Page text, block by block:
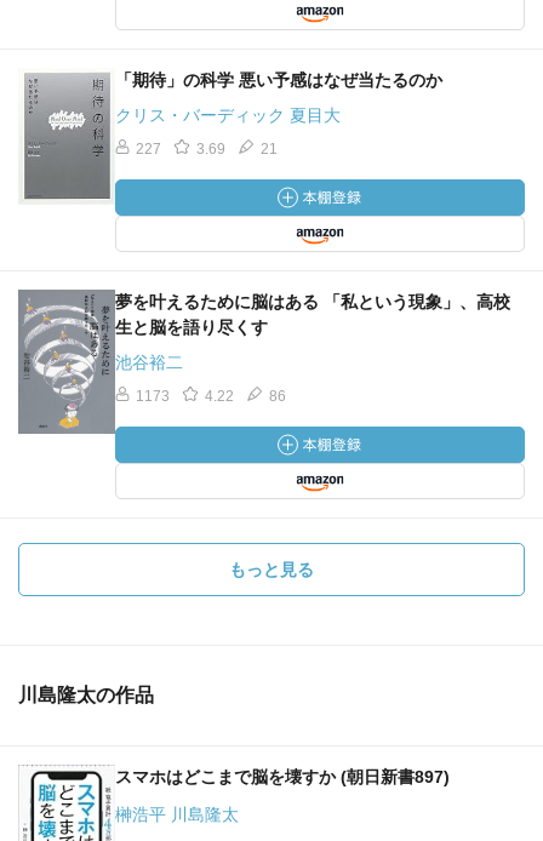
「期待」の科学 悪い予感はなぜ当たるのか
クリス・バーディック 夏目大
227 3.69 21
夢を叶えるために脳はある 「私という現象」、高校
生と脳を語り尽くす
池谷裕二
1173 4.22 86
もっと見る
川島隆太の作品
スマホはどこまで脳を壊すか (朝日新書897)
榊浩平 川島隆太